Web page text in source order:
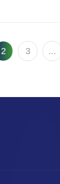
2 3 ...